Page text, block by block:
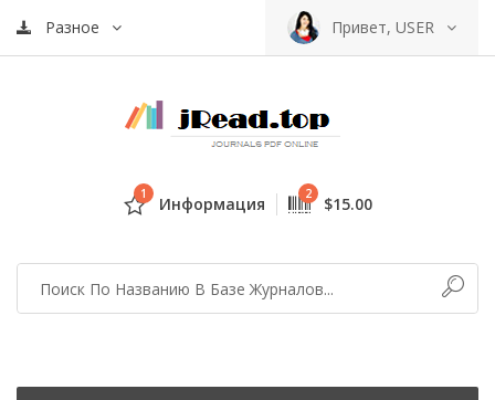
Разное Привет, USER
1 Информация 2 $15.00